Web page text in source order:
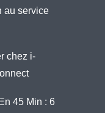
au service
chez i-
45 Min : 6